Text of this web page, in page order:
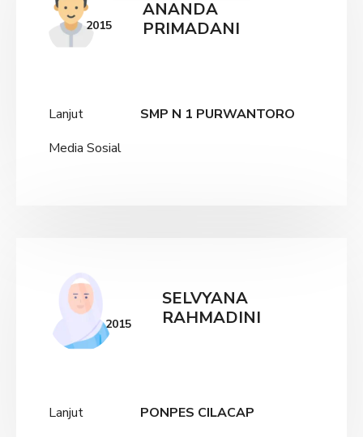
2015
ANANDA
PRIMADANI
Lanjut
SMP N 1 PURWANTORO
Media Sosial
2015
SELVYANA
RAHMADINI
Lanjut
PONPES CILACAP